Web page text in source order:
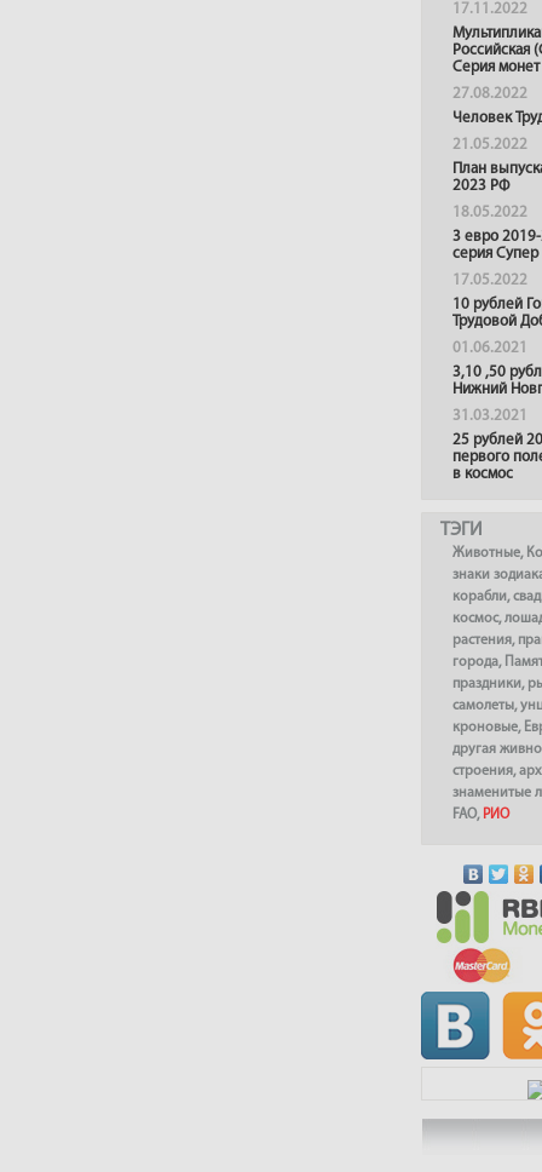
17.11.2022
Российская
Серия монет
27.08.2022
Человек
21.05.2022
План
2023 РФ
18.05.2022
3 евро
серия
17.05.2022
10 рублей
Трудовой
01.06.2021
3,10 ,50
Нижний
31.03.2021
25 рублей
первого
в космос
ТЭГИ
Животные,
знаки
корабли,
космос,
растения,
города,
праздники,
самолеты,
кроновые,
другая
строения,
знаменитые
FAO, РИО